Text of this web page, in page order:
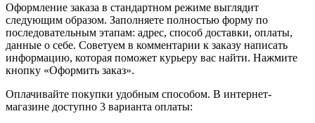
Оформление заказа в стандартном режиме выглядит
следующим образом. Заполняете полностью форму по
последовательным этапам: адрес, способ доставки, оплаты,
данные о себе. Советуем в комментарии к заказу написать
информацию, которая поможет курьеру вас найти. Нажмите
кнопку «Оформить заказ».
Оплачивайте покупки удобным способом. В интернет-
магазине доступно 3 варианта оплаты: